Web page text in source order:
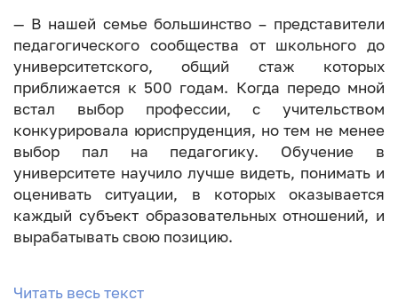
— В нашей семье большинство – представители
педагогического сообщества от школьного до
университетского, общий стаж которых
приближается к 500 годам. Когда передо мной
встал выбор профессии, с учительством
конкурировала юриспруденция, но тем не менее
выбор пал на педагогику. Обучение в
университете научило лучше видеть, понимать и
оценивать ситуации, в которых оказывается
каждый субъект образовательных отношений, и
вырабатывать свою позицию.
Читать весь текст